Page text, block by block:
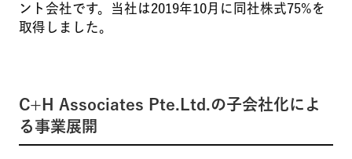
ント会社です。当社は2019年10月に同社株式75%を
取得しました。
C+H Associates Pte.Ltd.の子会社化によ
る事業展開